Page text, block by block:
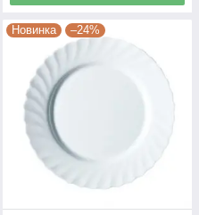
Новинка –24%